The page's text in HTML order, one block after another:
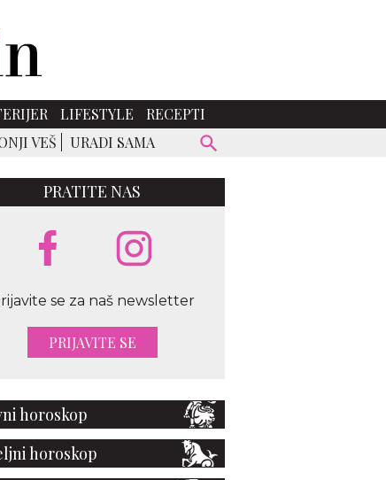
LIFESTYLE
RECEPTI
VEŠ URADI SAMA
PRATITE NAS
se za naš newsletter
PRIJAVITE SE
horoskop
horoskop